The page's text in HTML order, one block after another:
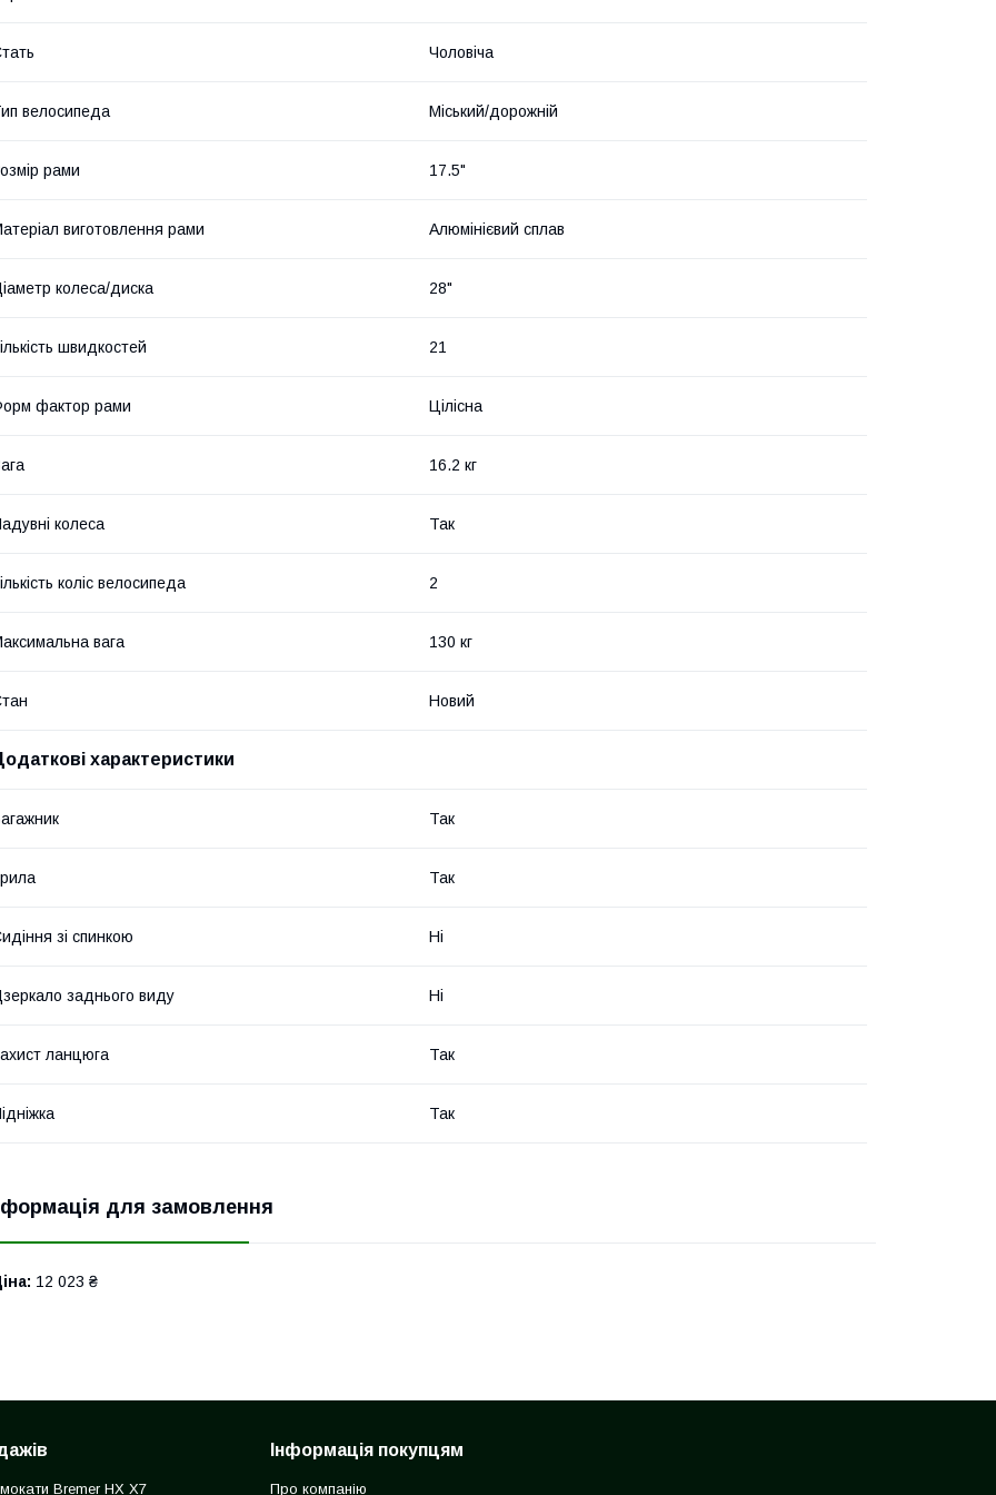
Чоловіча
велосипеда Міський/дорожній
рами 17.5"
виготовлення рами Алюмінієвий сплав
колеса/диска 28"
швидкостей 21
фактор рами Цілісна
16.2 кг
колеса Так
коліс велосипеда 2
вага 130 кг
Новий
характеристики
Так
Так
зі спинкою Ні
заднього виду Ні
ланцюга Так
Так
для замовлення
12 023 ₴
Bremer HX X7
Інформація покупцям
Про компанію